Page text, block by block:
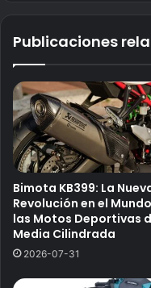
Publicaciones
Bimota KB399: La
Revolución en el
las Motos Deportivas
Media Cilindrada
2026-07-31